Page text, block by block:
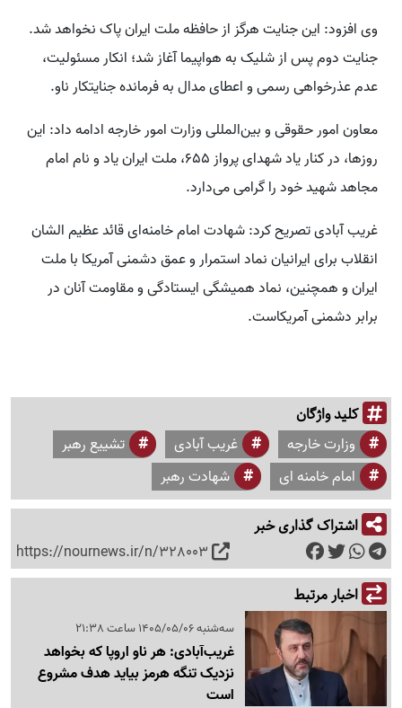
وی افزود: این جنایت هرگز از حافظه ملت ایران پاک نخواهد شد.
جنایت دوم پس از شلیک به هواپیما آغاز شد؛ انکار مسئولیت،
عدم عذرخواهی رسمی و اعطای مدال به فرمانده جنایتکار ناو.
معاون امور حقوقی و بین‌المللی وزارت امور خارجه ادامه داد: این
روزها، در کنار یاد شهدای پرواز ۶۵۵، ملت ایران یاد و نام امام
مجاهد شهید خود را گرامی می‌دارد.
غریب آبادی تصریح کرد: شهادت امام خامنه‌ای قائد عظیم الشان
انقلاب برای ایرانیان نماد استمرار و عمق دشمنی آمریکا با ملت
ایران و همچنین، نماد همیشگی ایستادگی و مقاومت آنان در
برابر دشمنی آمریکاست.
کلید واژگان
وزارت خارجه غریب آبادی
تشییع رهبر
امام خامنه ای
شهادت رهبر
اشتراک گذاری خبر
https://nournews.ir/n/328003
اخبار مرتبط
سه‌شنبه 1405/05/06 ساعت 21:38
غریب‌آبادی: هر ناو اروپا که بخواهد
نزدیک تنگه هرمز بیاید هدف مشروع
است